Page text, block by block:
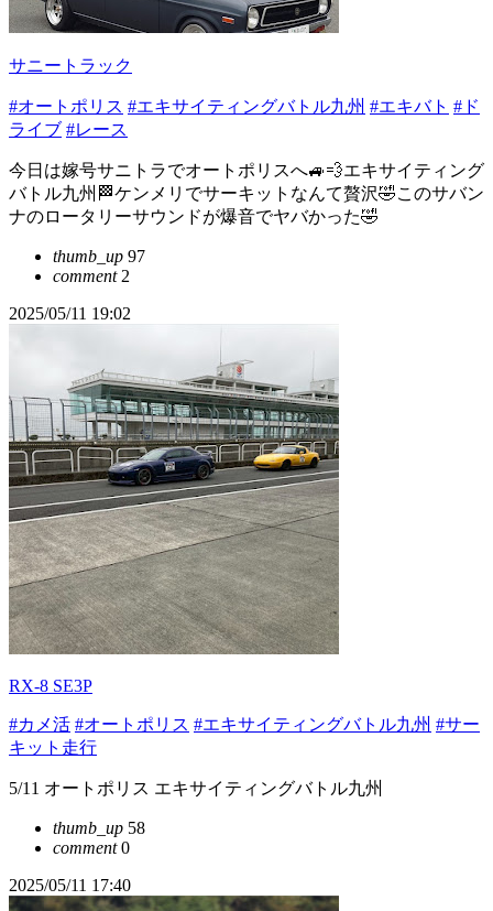
サニートラック
#オートポリス #エキサイティングバトル九州 #エキバト #ド
ライブ #レース
今日は嫁号サニトラでオートポリスへ🚙💨エキサイティング
バトル九州🏁ケンメリでサーキットなんて贅沢🤣このサバン
ナのロータリーサウンドが爆音でヤバかった🤣
thumb_up 97
comment2
2025/05/11 19:02
RX-8 SE3P
#カメ活 #オートポリス #エキサイティングバトル九州 #サー
キット走行
5/11 オートポリス エキサイティングバトル九州
thumb_up 58
comment0
2025/05/11 17:40